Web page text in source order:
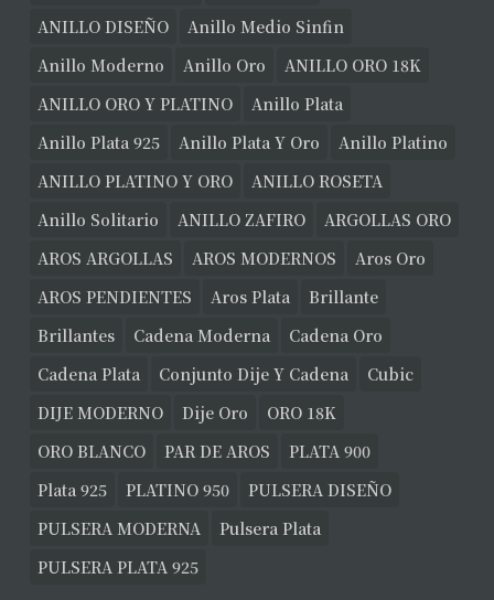
ANILLO DISEÑO
Anillo Medio Sinfin
Anillo Moderno
Anillo Oro
ANILLO ORO 18K
ANILLO ORO Y PLATINO
Anillo Plata
Anillo Plata 925
Anillo Plata Y Oro
Anillo Platino
ANILLO PLATINO Y ORO
ANILLO ROSETA
Anillo Solitario
ANILLO ZAFIRO
ARGOLLAS ORO
AROS ARGOLLAS
AROS MODERNOS
Aros Oro
AROS PENDIENTES
Aros Plata
Brillante
Brillantes
Cadena Moderna
Cadena Oro
Cadena Plata
Conjunto Dije Y Cadena
Cubic
DIJE MODERNO
Dije Oro
ORO 18K
ORO BLANCO
PAR DE AROS
PLATA 900
Plata 925
PLATINO 950
PULSERA DISEÑO
PULSERA MODERNA
Pulsera Plata
PULSERA PLATA 925